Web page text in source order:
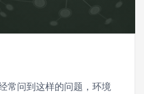
常问到这样的问题，环境